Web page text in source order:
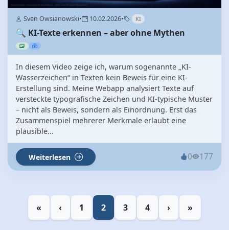
Sven Owsianowski• 10.02.2026• KI
🔍 KI-Texte erkennen – aber ohne Mythen
In diesem Video zeige ich, warum sogenannte „KI-
Wasserzeichen“ in Texten kein Beweis für eine KI-
Erstellung sind. Meine Webapp analysiert Texte auf
versteckte typografische Zeichen und KI-typische Muster
– nicht als Beweis, sondern als Einordnung. Erst das
Zusammenspiel mehrerer Merkmale erlaubt eine
plausible...
Weiterlesen 0 177
« ‹ 1 2 3 4 › »